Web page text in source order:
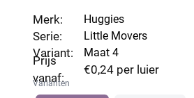
en profiteer.
Merk:
Serie:
Variant:
Prijs
vanaf:
Huggies
Little Movers
Maat 4
€0,24 per luier
Varianten